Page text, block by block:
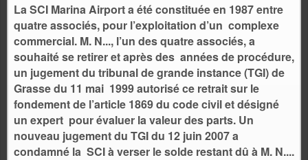
La SCI Marina Airport a été constituée en 1987 entre
quatre associés, pour l’exploitation d’un complexe
commercial. M. N..., l’un des quatre associés, a
souhaité se retirer et après des années de procédure,
un jugement du tribunal de grande instance (TGI) de
Grasse du 11 mai 1999 autorisé ce retrait sur le
fondement de l’article 1869 du code civil et désigné
un expert pour évaluer la valeur des parts. Un
nouveau jugement du TGI du 12 juin 2007 a
condamné la SCI à verser le solde restant dû à M. N....